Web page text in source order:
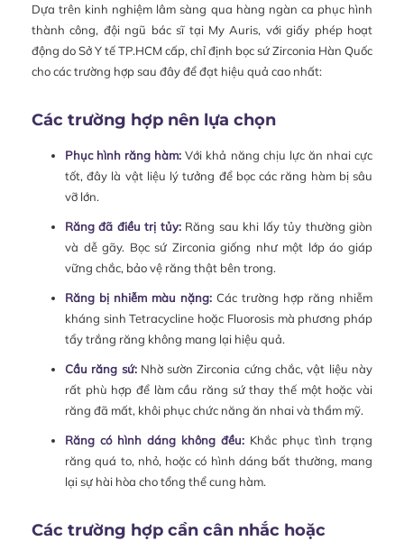
Dựa trên kinh nghiệm lâm sàng qua hàng ngàn ca phục hình
thành công, đội ngũ bác sĩ tại My Auris, với giấy phép hoạt
động do Sở Y tế TP.HCM cấp, chỉ định bọc sứ Zirconia Hàn Quốc
cho các trường hợp sau đây để đạt hiệu quả cao nhất:
Các trường hợp nên lựa chọn
Phục hình răng hàm: Với khả năng chịu lực ăn nhai cực
tốt, đây là vật liệu lý tưởng để bọc các răng hàm bị sâu
vỡ lớn.
Răng đã điều trị tủy:Răng sau khi lấy tủy thường giòn
và dễ gãy. Bọc sứ Zirconia giống như một lớp áo giáp
vững chắc, bảo vệ răng thật bên trong.
Răng bị nhiễm màu nặng:Các trường hợp răng nhiễm
kháng sinh Tetracycline hoặc Fluorosis mà phương pháp
tẩy trắng răng không mang lại hiệu quả.
Cầu răng sứ:Nhờ sườn Zirconia cứng chắc, vật liệu này
rất phù hợp để làm cầu răng sứ thay thế một hoặc vài
răng đã mất, khôi phục chức năng ăn nhai và thẩm mỹ.
Răng có hình dáng không đều: Khắc phục tình trạng
răng quá to, nhỏ, hoặc có hình dáng bất thường, mang
lại sự hài hòa cho tổng thể cung hàm.
Các trường hợp cần cân nhắc hoặc